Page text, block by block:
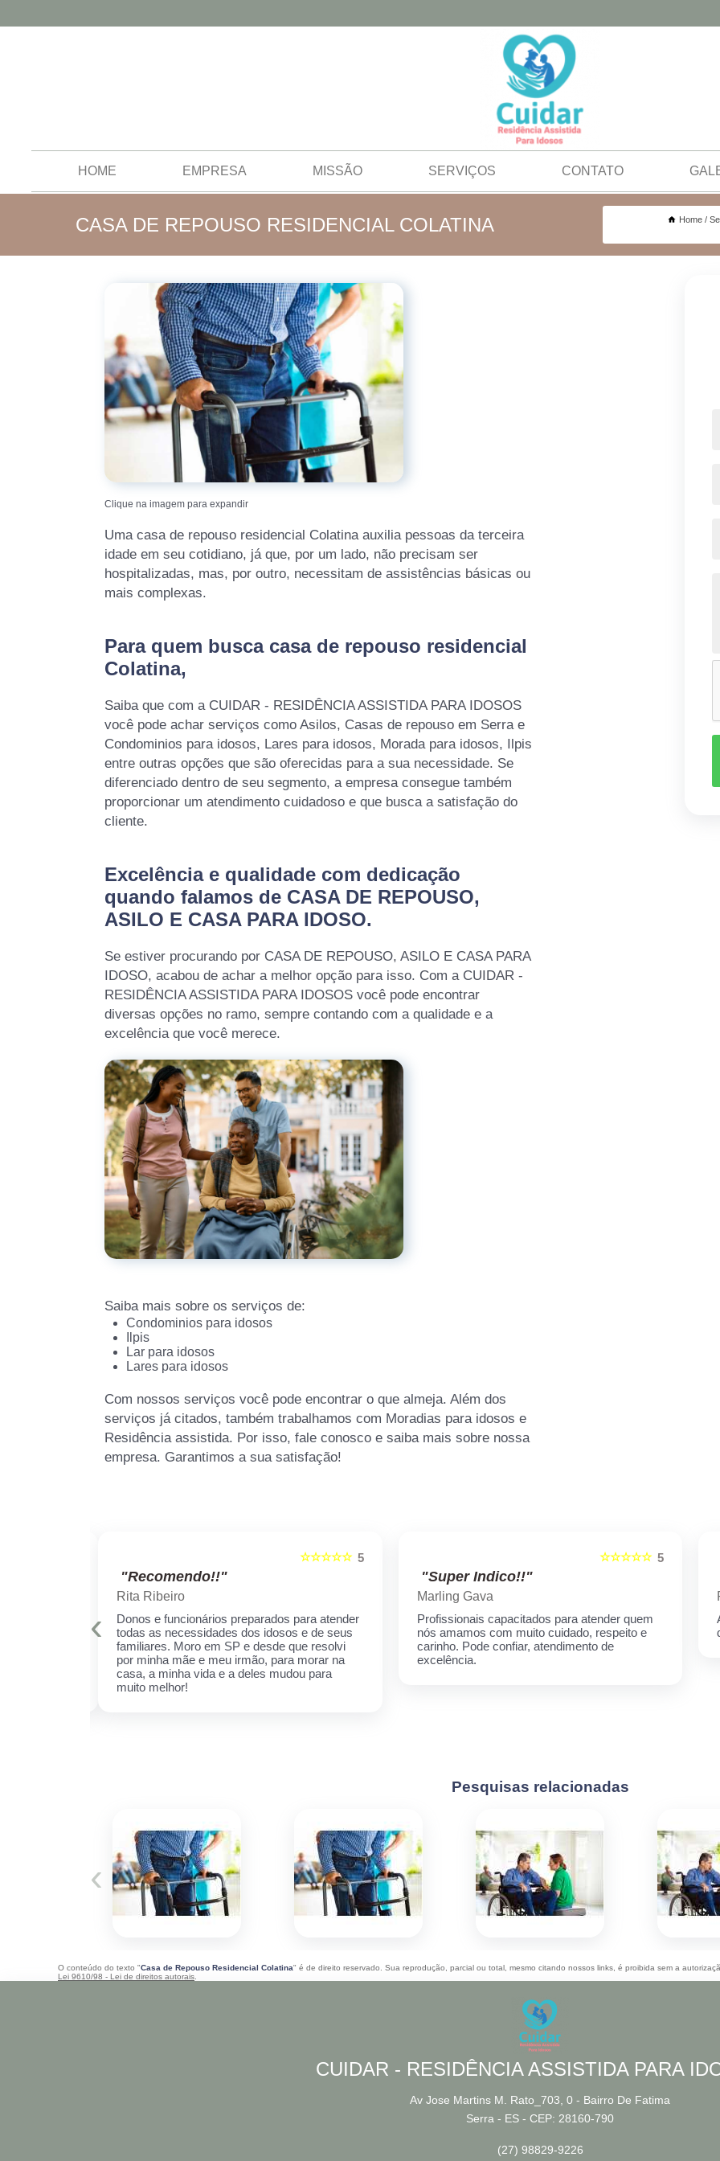
HOME EMPRESA MISSÃO SERVIÇOS CONTATO
CASA DE REPOUSO RESIDENCIAL COLATINA Home
Clique na imagem para expandir
Uma casa de repouso residencial Colatina auxilia pessoas da terceira
idade em seu cotidiano, já que, por um lado, não precisam ser
hospitalizadas, mas, por outro, necessitam de assistências básicas ou
mais complexas.
Para quem busca casa de repouso residencial
Colatina,
Saiba que com a CUIDAR - RESIDÊNCIA ASSISTIDA PARA IDOSOS
você pode achar serviços como Asilos, Casas de repouso em Serra e
Condominios para idosos, Lares para idosos, Morada para idosos, Ilpis
entre outras opções que são oferecidas para a sua necessidade. Se
diferenciado dentro de seu segmento, a empresa consegue também
proporcionar um atendimento cuidadoso e que busca a satisfação do
cliente.
Excelência e qualidade com dedicação
quando falamos de CASA DE REPOUSO,
ASILO E CASA PARA IDOSO.
Se estiver procurando por CASA DE REPOUSO, ASILO E CASA PARA
IDOSO, acabou de achar a melhor opção para isso. Com a CUIDAR -
RESIDÊNCIA ASSISTIDA PARA IDOSOS você pode encontrar
diversas opções no ramo, sempre contando com a qualidade e a
excelência que você merece.
Saiba mais sobre os serviços de:
Condominios para idosos
Ilpis
Lar para idosos
Lares para idosos
Com nossos serviços você pode encontrar o que almeja. Além dos
serviços já citados, também trabalhamos com Moradias para idosos e
Residência assistida. Por isso, fale conosco e saiba mais sobre nossa
empresa. Garantimos a sua satisfação!
5
☆☆☆☆☆
"Recomendo!!"
Rita Ribeiro
Donos e funcionários preparados para atender
todas as necessidades dos idosos e de seus
familiares. Moro em SP e desde que resolvi
por minha mãe e meu irmão, para morar na
casa, a minha vida e a deles mudou para
muito melhor!
5
☆☆☆☆☆
"Super Indico!!"
Marling Gava
Profissionais capacitados para atender quem
nós amamos com muito cuidado, respeito e
carinho. Pode confiar, atendimento de
excelência.
‹
Pesquisas relacionadas
‹
O conteúdo do texto "Casa de Repouso Residencial Colatina" é de direito reservado. Sua reprodução, parcial ou total, mesmo citando nossos links, é proibida sem a
Lei 9610/98 - Lei de direitos autorais
CUIDAR - RESIDÊNCIA ASSISTIDA PARA
Av Jose Martins M. Rato_703, 0 - Bairro De Fatima
Serra - ES - CEP: 28160-790
(27) 98829-9226